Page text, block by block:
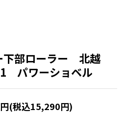
下部ローラー 北越
パワーショベル
(税込15,290円)